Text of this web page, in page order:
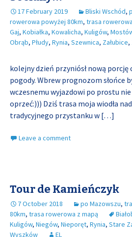
17 February 2019 Bliski Wschód,
rowerowa powyżej 80km, trasa
Gaj, Kobiałka, Kowalicha, Kuligów,
Obrąb, Płudy, Rynia, Szewnica, Załubice,
kolejny dzień przyniósł nową porcję
pogody. Wbrew prognozom słońce
wczesnemu wyjazdowi po prostu nie
oprzeć:))) Dziś trasa moja wiodła
tradycyjnego przystanku w […]
Leave a comment
Tour de Kamieńczyk
7 October 2018 po Mazowszu,
80km, trasa rowerowa z mapą
Kuligów, Niegów, Nieporęt, Rynia, Stare
Wyszków
EL